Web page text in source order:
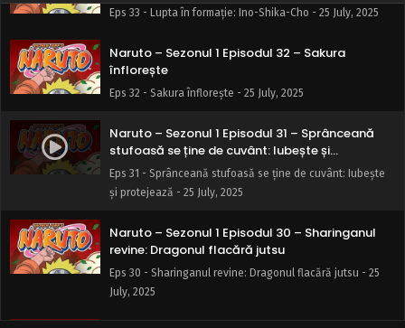
Eps 33 - Lupta în formație: Ino-Shika-Cho - 25 July, 2025
Naruto – Sezonul 1 Episodul 32 – Sakura
înflorește
Eps 32 - Sakura înflorește - 25 July, 2025
Naruto – Sezonul 1 Episodul 31 – Sprânceană
stufoasă se ține de cuvânt: Iubește și
protejează
Eps 31 - Sprânceană stufoasă se ține de cuvânt: Iubește
și protejează - 25 July, 2025
Naruto – Sezonul 1 Episodul 30 – Sharinganul
revine: Dragonul flacără jutsu
Eps 30 - Sharinganul revine: Dragonul flacără jutsu - 25
July, 2025